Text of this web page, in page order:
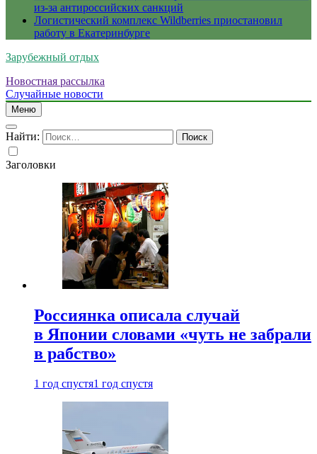
из-за антироссийских санкций
Логистический комплекс Wildberries приостановил
работу в Екатеринбурге
Зарубежный отдых
Новостная рассылка
Случайные новости
Меню
Найти:
Заголовки
Россиянка описала случай
в Японии словами «чуть не забрали
в рабство»
1 год спустя1 год спустя